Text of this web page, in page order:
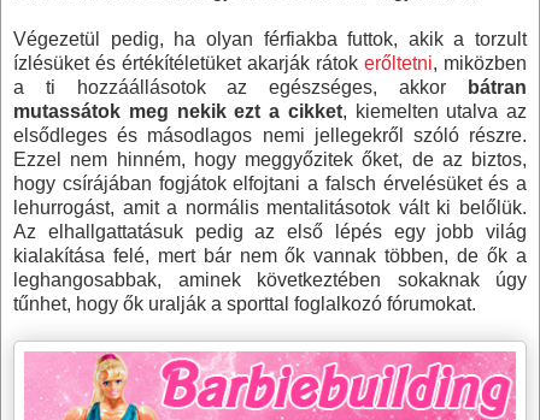
Végezetül pedig, ha olyan férfiakba futtok, akik a torzult
ízlésüket és értékítéletüket akarják rátok erőltetni, miközben
a ti hozzáállásotok az egészséges, akkor
bátran
mutassátok meg nekik ezt a cikket, kiemelten utalva az
elsődleges és másodlagos nemi jellegekről szóló részre.
Ezzel nem hinném, hogy meggyőzitek őket, de az biztos,
hogy csírájában fogjátok elfojtani a falsch érvelésüket és a
lehurrogást, amit a normális mentalitásotok vált ki belőlük.
Az elhallgattatásuk pedig az első lépés egy jobb világ
kialakítása felé, mert bár nem ők vannak többen, de ők a
leghangosabbak, aminek következtében sokaknak úgy
tűnhet, hogy ők uralják a sporttal foglalkozó fórumokat.